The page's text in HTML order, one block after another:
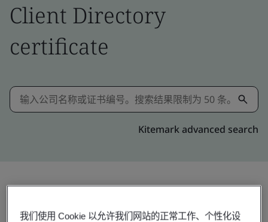
Client Directory
certificate
Kitemark advanced search
我们使用 Cookie 以允许我们网站的正常工作、个性化设